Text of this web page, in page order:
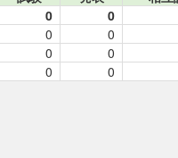
0
0
0
0
0
0
0 0